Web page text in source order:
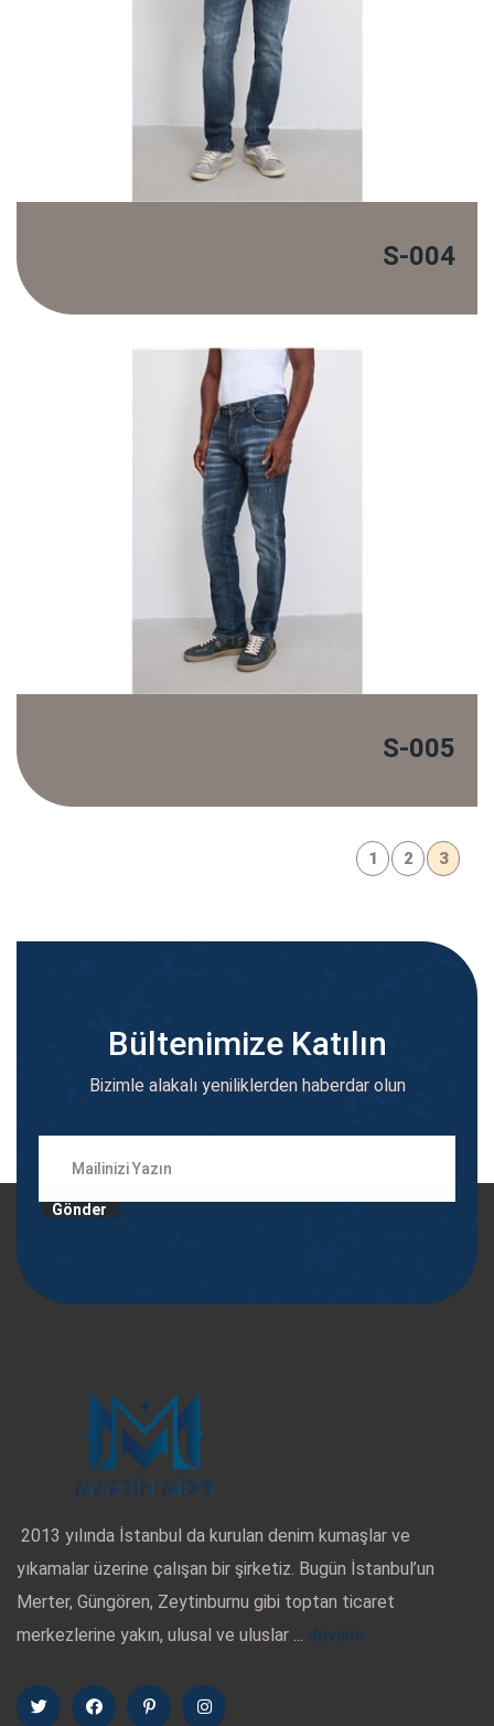
S-004
S-005
1 2 3
Bültenimize Katılın
Bizimle alakalı yeniliklerden haberdar olun
Gönder
2013 yılında İstanbul da kurulan denim kumaşlar ve
yıkamalar üzerine çalışan bir şirketiz. Bugün İstanbul’un
Merter, Güngören, Zeytinburnu gibi toptan ticaret
merkezlerine yakın, ulusal ve uluslar ... devamı